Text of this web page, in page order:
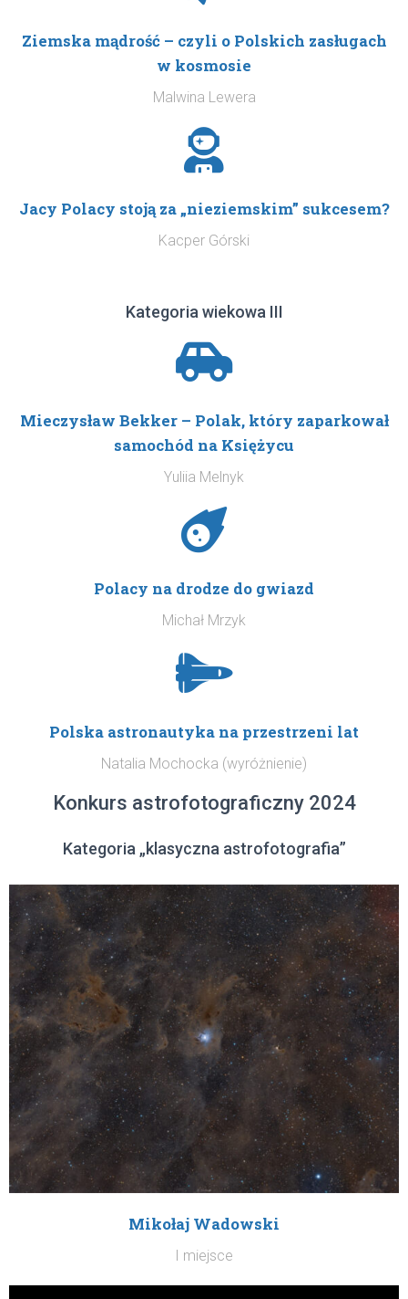
Ziemska mądrość – czyli o Polskich zasługach
w kosmosie
Malwina Lewera
Jacy Polacy stoją za „nieziemskim” sukcesem?
Kacper Górski
Kategoria wiekowa III
Mieczysław Bekker – Polak, który zaparkował
samochód na Księżycu
Yuliia Melnyk
Polacy na drodze do gwiazd
Michał Mrzyk
Polska astronautyka na przestrzeni lat
Natalia Mochocka (wyróżnienie)
Konkurs astrofotograficzny 2024
Kategoria „klasyczna astrofotografia”
Mikołaj Wadowski
I miejsce